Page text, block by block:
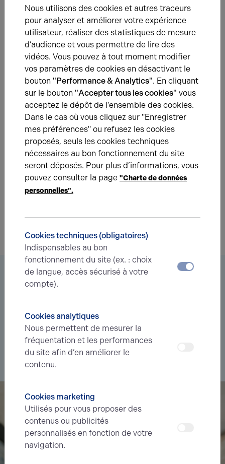
21.01.2026
Baromètre 2025
La 9ᵉ édition du Baromètre ARTHUR LOYD FRANCE
dévoile le classement des très grandes métropoles
françaises en matière d’attractivité et de résilience
Une question ?
Prenez contact avec nos experts pour vous
accompagner dans votre projet d’immobilier
d’entreprise.
Vous êtes à la recherche d’un bien
Déléguez votre projet
nouvelles offres en
avant-première
correspondant à votre
recherche.
Je souhaite déléguer ma recherche
Nous utilisons des cookies et autres traceurs
pour analyser et améliorer votre expérience
utilisateur, réaliser des statistiques de mesure
d’audience et vous permettre de lire des
vidéos. Vous pouvez à tout moment modifier
vos paramètres de cookies en désactivant le
bouton "Performance & Analytics". En cliquant
sur le bouton "Accepter tous les cookies" vous
acceptez le dépôt de l’ensemble des cookies.
Dans le cas où vous cliquez sur "Enregistrer
mes préférences" ou refusez les cookies
proposés, seuls les cookies techniques
nécessaires au bon fonctionnement du site
seront déposés. Pour plus d’informations, vous
pouvez consulter la page "Charte de données
personnelles".
Cookies techniques (obligatoires)
Indispensables au bon
fonctionnement du site (ex. : choix
de langue, accès sécurisé à votre
compte).
Cookies analytiques
Nous permettent de mesurer la
fréquentation et les performances
du site afin d’en améliorer le
contenu.
Cookies marketing
Utilisés pour vous proposer des
contenus ou publicités
personnalisés en fonction de votre
navigation.